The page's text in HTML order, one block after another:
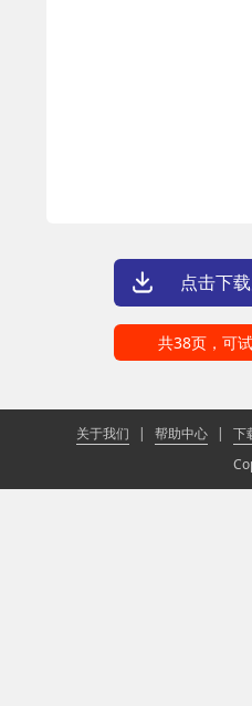
点击下
共38页，可
关于我们 | 帮助中心 |
下